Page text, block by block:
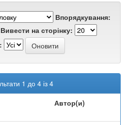
Впорядкування:
Вивести на сторінку:
1 до 4 із 4
Автор(и)